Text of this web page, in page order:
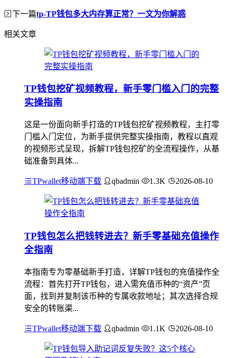
下一篇tp-TP钱包多大内存算正常？一文为你解惑
相关文章
TP钱包挖矿视频教程，新手零门槛入门的完整
实操指南
这是一份面向新手打造的TP钱包挖矿视频教程，主打零
门槛入门定位，为新手提供完整实操指南，教程以直观
的视频形式呈现，拆解TP钱包挖矿的全流程操作，从基
础准备到具体...
TPwallet移动端下载 qbadmin 1.3K 2026-08-10
TP钱包怎么把钱转进去？新手零基础充值操作
全指南
本指南专为零基础新手打造，详解TP钱包的充值操作全
流程：首先打开TP钱包，进入需充值币种的“资产”页
面，找到并复制该币种的专属收款地址；其次选择合规
安全的转账渠...
TPwallet移动端下载 qbadmin 1.1K 2026-08-10